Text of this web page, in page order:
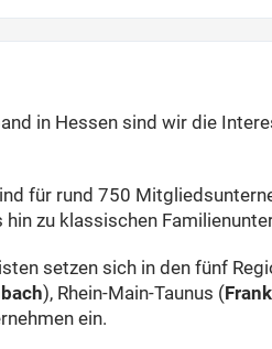
in Hessen sind wir die
für rund 750
zu klassischen
setzen sich in den fünf
), Rhein-Main-Taunus (
ein.